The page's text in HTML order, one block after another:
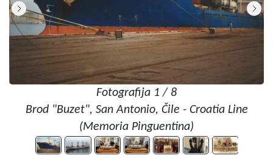
Fotografija 1 / 8
Brod "Buzet", San Antonio, Čile - Croatia Line
(Memoria Pinguentina)